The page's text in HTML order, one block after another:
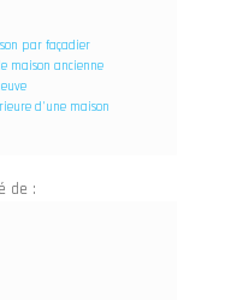
par façadier
maison ancienne
d'une maison
de :